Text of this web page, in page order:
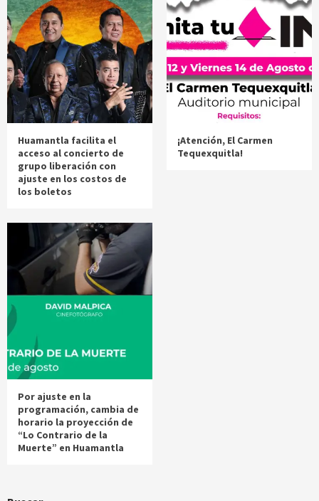
Huamantla facilita el
acceso al concierto de
grupo liberación con
ajuste en los costos de
los boletos
¡Atención, El Carmen
Tequexquitla!
Por ajuste en la
programación, cambia de
horario la proyección de
“Lo Contrario de la
Muerte” en Huamantla